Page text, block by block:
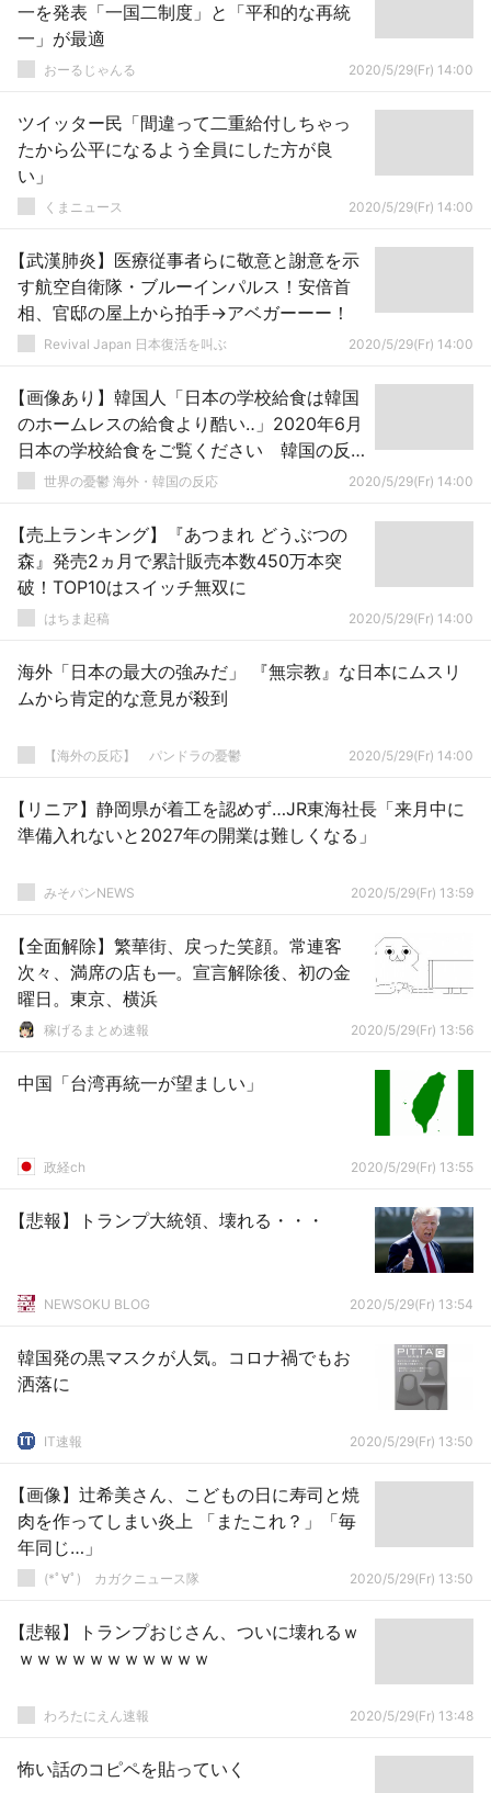
一を発表「一国二制度」と「平和的な再統
一」が最適
おーるじゃんる 2020/5/29(Fr) 14:00
ツイッター民「間違って二重給付しちゃっ
たから公平になるよう全員にした方が良
い」
くまニュース 2020/5/29(Fr) 14:00
【武漢肺炎】医療従事者らに敬意と謝意を示
す航空自衛隊・ブルーインパルス！安倍首
相、官邸の屋上から拍手→アベガーーー！
Revival Japan 日本復活を叫ぶ 2020/5/29(Fr) 14:00
【画像あり】韓国人「日本の学校給食は韓国
のホームレスの給食より酷い‥」2020年6月
日本の学校給食をご覧ください 韓国の反
応 世界の憂鬱 海外・韓国の反応 2020/5/29(Fr) 14:00
【売上ランキング】『あつまれ どうぶつの
森』発売2ヵ月で累計販売本数450万本突
破！TOP10はスイッチ無双に
はちま起稿 2020/5/29(Fr) 14:00
海外「日本の最大の強みだ」 『無宗教』な日本にムスリ
ムから肯定的な意見が殺到
【海外の反応】 パンドラの憂鬱 2020/5/29(Fr) 14:00
【リニア】静岡県が着工を認めず…JR東海社長「来月中に
準備入れないと2027年の開業は難しくなる」
みそパンNEWS 2020/5/29(Fr) 13:59
【全面解除】繁華街、戻った笑顔。常連客
次々、満席の店も―。宣言解除後、初の金
曜日。東京、横浜
稼げるまとめ速報 2020/5/29(Fr) 13:56
中国「台湾再統一が望ましい」
政経ch 2020/5/29(Fr) 13:55
【悲報】トランプ大統領、壊れる・・・
NEWSOKU BLOG 2020/5/29(Fr) 13:54
韓国発の黒マスクが人気。コロナ禍でもお
洒落に
IT速報 2020/5/29(Fr) 13:50
【画像】辻希美さん、こどもの日に寿司と焼
肉を作ってしまい炎上 「またこれ？」「毎
年同じ…」
(*ﾟ∀ﾟ)ゞカガクニュース隊 2020/5/29(Fr) 13:50
【悲報】トランプおじさん、ついに壊れるｗ
ｗｗｗｗｗｗｗｗｗｗｗ
わろたにえん速報 2020/5/29(Fr) 13:48
怖い話のコピペを貼っていく